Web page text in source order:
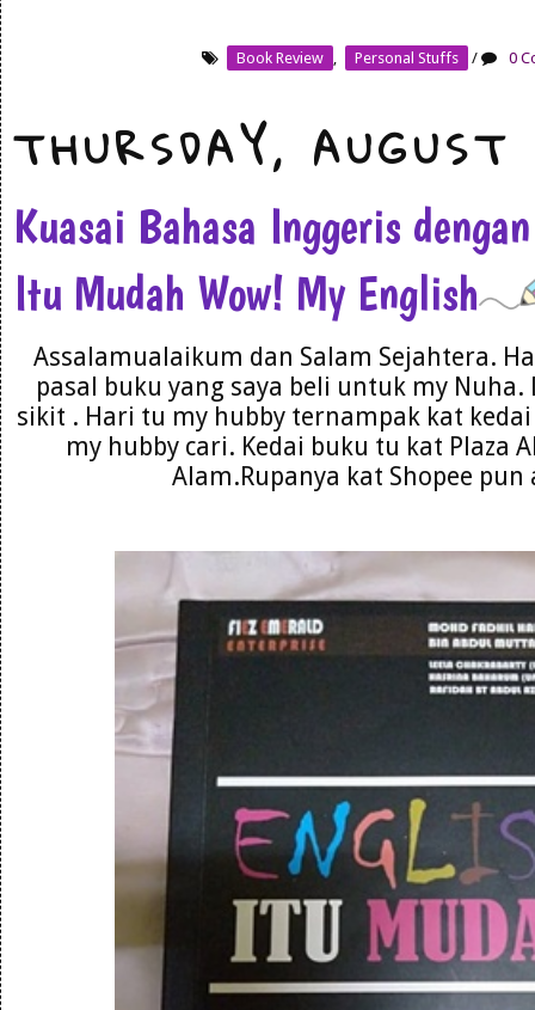
Book Review Personal Stuffs / 0
THURSDAY,
Kuasai Bahasa Inggeris
Itu Mudah Wow! My English
Assalamualaikum dan Salam Sejahtera.
pasal buku yang saya beli untuk my
sikit . Hari tu my hubby ternampak kat
my hubby cari. Kedai buku tu kat Plaza
Alam.Rupanya kat Shopee pun